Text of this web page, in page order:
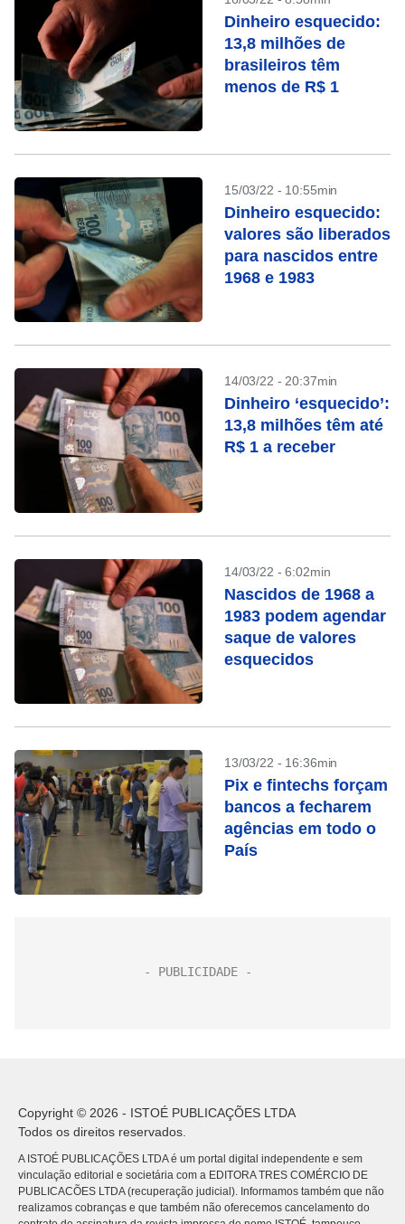
Dinheiro esquecido:
13,8 milhões de
brasileiros têm
menos de R$ 1
15/03/22 - 10:55min
Dinheiro esquecido:
valores são liberados
para nascidos entre
1968 e 1983
14/03/22 - 20:37min
Dinheiro ‘esquecido’:
13,8 milhões têm até
R$ 1 a receber
14/03/22 - 6:02min
Nascidos de 1968 a
1983 podem agendar
saque de valores
esquecidos
13/03/22 - 16:36min
Pix e fintechs forçam
bancos a fecharem
agências em todo o
País
Copyright © 2026 - ISTOÉ PUBLICAÇÕES LTDA
Todos os direitos reservados.
A ISTOÉ PUBLICAÇÕES LTDA é um portal digital independente e sem
vinculação editorial e societária com a EDITORA TRES COMÉRCIO DE
PUBLICACÕES LTDA (recuperação judicial). Informamos também que não
realizamos cobranças e que também não oferecemos cancelamento do